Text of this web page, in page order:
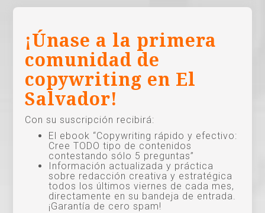
¡Únase a la primera
comunidad de
copywriting en El
Salvador!
Con su suscripción recibirá:
El ebook “Copywriting rápido y efectivo:
Cree TODO tipo de contenidos
contestando sólo 5 preguntas”
Información actualizada y práctica
sobre redacción creativa y estratégica
todos los últimos viernes de cada mes,
directamente en su bandeja de entrada.
¡Garantía de cero spam!